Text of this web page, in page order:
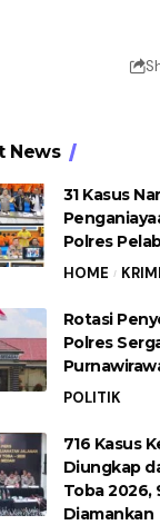
News
31 Kasus
Polres
HOME
Rotasi
Polres
POLITIK
716 Kasus
Diungkap
Toba 2026,
Diamankan